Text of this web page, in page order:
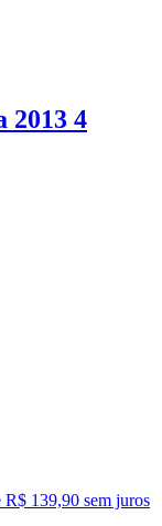
2013 4
R$ 139,90 sem juros